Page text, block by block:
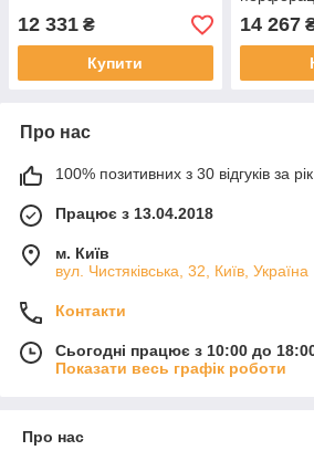
12 331 ₴
Купити
замком
14 267
Про нас
100% позитивних з 30 відгуків за рік
Працює з 13.04.2018
м. Київ
вул. Чистяківська, 32, Київ, Україна
Контакти
Сьогодні працює з 10:00 до
Показати весь графік роботи
Про нас